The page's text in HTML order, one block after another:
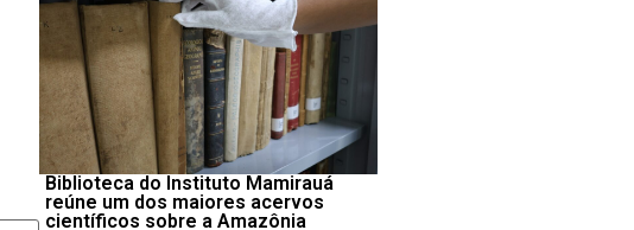
Biblioteca do Instituto Mamirauá
reúne um dos maiores acervos
científicos sobre a Amazônia